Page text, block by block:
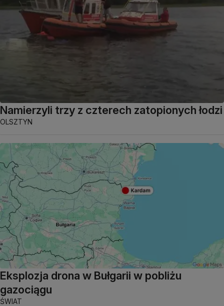
Namierzyli trzy z czterech zatopionych łodzi
OLSZTYN
Eksplozja drona w Bułgarii w pobliżu
gazociągu
ŚWIAT